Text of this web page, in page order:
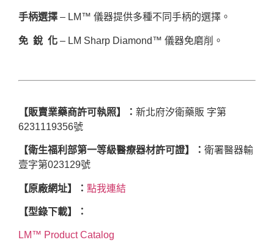
手柄選擇 – LM™ 儀器提供多種不同手柄的選擇。
免 銳 化 – LM Sharp Diamond™ 儀器免磨削。
【販賣業藥商許可執照】： 新北府汐衛藥販 字第
6231119356號
【衛生福利部第一等級醫療器材許可證】： 衛署醫器輸
壹字第023129號
【原廠網址】： 點我連結
【型錄下載】：
LM™ Product Catalog